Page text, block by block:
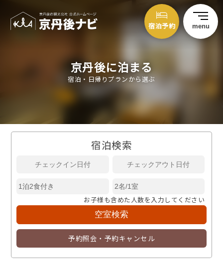
宿泊予約 menu
京丹後に泊まる
宿泊・日帰りプランから選ぶ
宿泊検索
お子様も含めた人数を入力してください
予約照会・予約キャンセル